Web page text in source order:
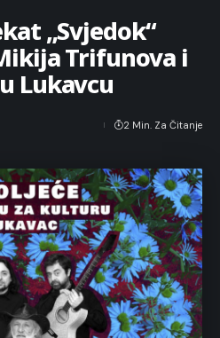
„Svjedok“
Trifunova i
Lukavcu
2 Min. Za Čitanje